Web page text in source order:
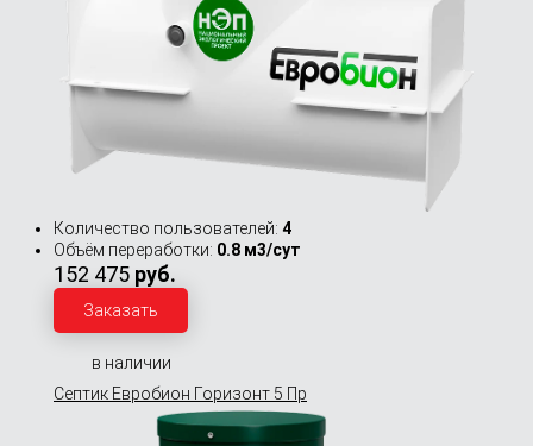
Количество пользователей: 4
Объём переработки: 0.8 м3/сут
152 475 руб.
Заказать
в наличии
Септик Евробион Горизонт 5 Пр